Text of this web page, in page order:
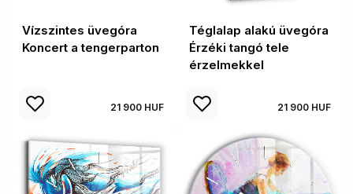
Vízszintes üvegóra
Koncert a tengerparton
21 900 HUF
Téglalap alakú üvegóra
Érzéki tangó tele
érzelmekkel
21 900 HUF